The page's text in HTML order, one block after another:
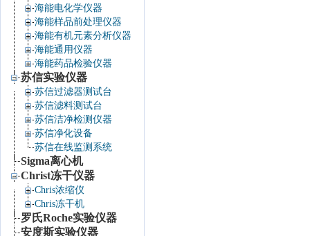
海能电化学仪器
海能样品前处理仪器
海能有机元素分析仪器
海能通用仪器
海能药品检验仪器
苏信实验仪器
苏信过滤器测试台
苏信滤料测试台
苏信洁净检测仪器
苏信净化设备
苏信在线监测系统
Sigma离心机
Christ冻干仪器
Chris浓缩仪
Chris冻干机
罗氏Roche实验仪器
安度斯实验仪器